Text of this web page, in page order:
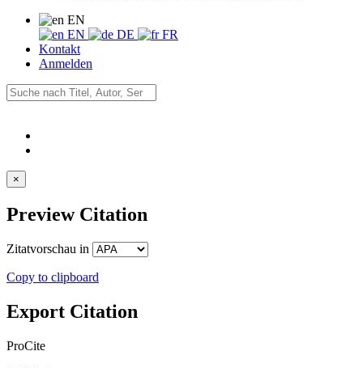
EN
EN
DE
FR
Kontakt
Anmelden
Export Citation